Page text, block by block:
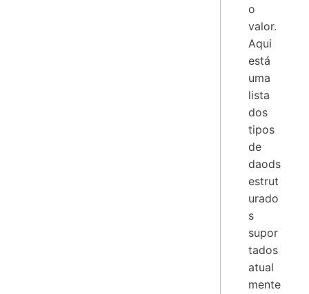
o
valor.
Aqui
está
uma
lista
dos
tipos
de
daods
estrut
urado
s
supor
tados
atual
mente